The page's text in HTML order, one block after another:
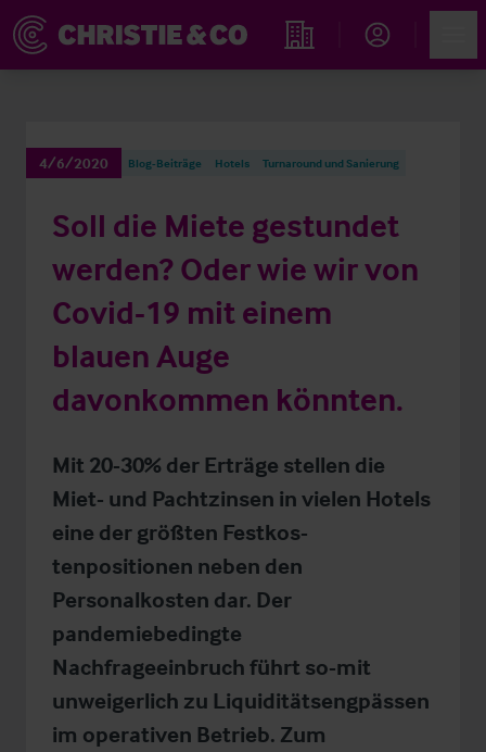
Immobiliensuche
4/6/2020 Blog-Beiträge Hotels Turnaround und Sanierung
Soll die Miete gestundet
werden? Oder wie wir von
Covid-19 mit einem
blauen Auge
davonkommen könnten.
Mit 20-30% der Erträge stellen die
Miet- und Pachtzinsen in vielen Hotels
eine der größten Festkos-
tenpositionen neben den
Personalkosten dar. Der
pandemiebedingte
Nachfrageeinbruch führt so-mit
unweigerlich zu Liquiditätsengpässen
im operativen Betrieb. Zum